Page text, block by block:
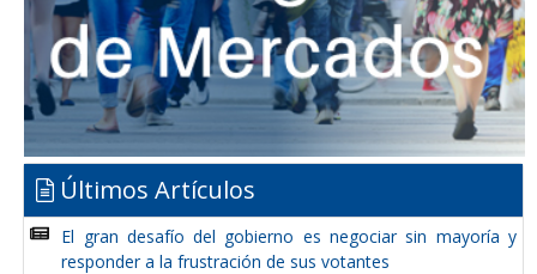
Últimos Artículos
El gran desafío del gobierno es negociar sin mayoría y
responder a la frustración de sus votantes